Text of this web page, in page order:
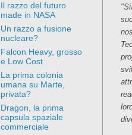
Il razzo del futuro
made in NASA
Un razzo a fusione
nucleare?
Falcon Heavy, grosso
e Low Cost
La prima colonia
umana su Marte,
privata?
Dragon, la prima
capsula spaziale
commerciale